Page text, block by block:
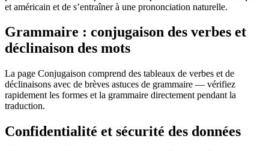
et américain et de s’entraîner à une prononciation naturelle.
Grammaire : conjugaison des verbes et
déclinaison des mots
La page Conjugaison comprend des tableaux de verbes et de
déclinaisons avec de brèves astuces de grammaire — vérifiez
rapidement les formes et la grammaire directement pendant la
traduction.
Confidentialité et sécurité des données